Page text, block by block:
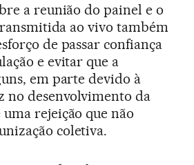
a reunião do painel e o
ao vivo também
de passar confiança
e evitar que a
em parte devido à
desenvolvimento da
rejeição que não
coletiva.